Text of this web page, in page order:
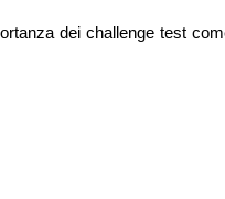
dei challenge test